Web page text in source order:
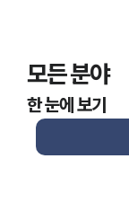
모든 분야
한 눈에 보기